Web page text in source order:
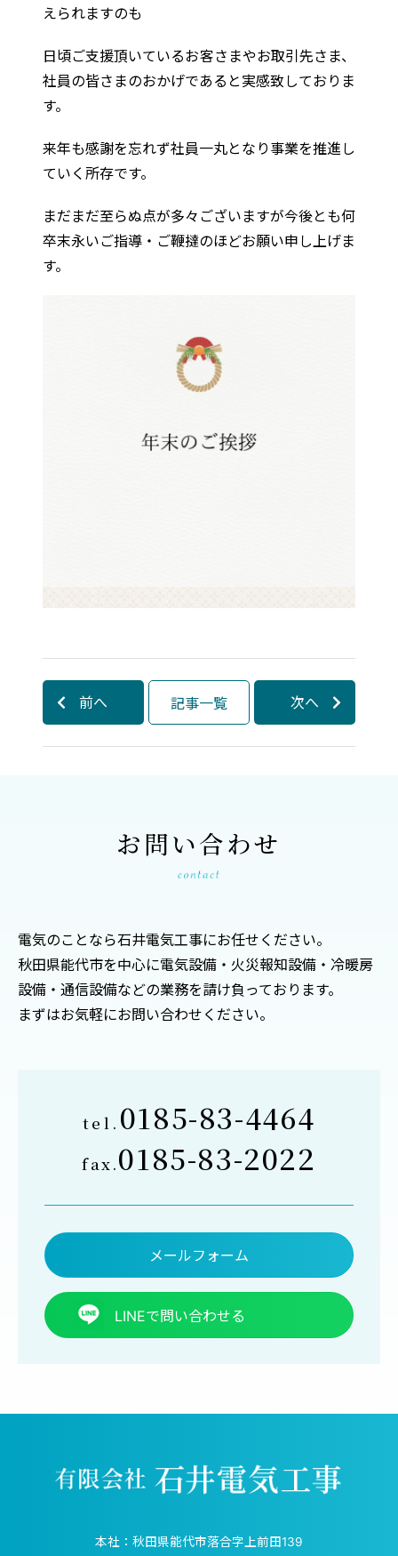
えられますのも
日頃ご支援頂いているお客さまやお取引先さま、
社員の皆さまのおかげであると実感致しておりま
す。
来年も感謝を忘れず社員一丸となり事業を推進し
ていく所存です。
まだまだ至らぬ点が多々ございますが今後とも何
卒末永いご指導・ご鞭撻のほどお願い申し上げま
す。
前へ 記事一覧 次へ
お問い合わせ
電気のことなら石井電気工事にお任せください。
秋田県能代市を中心に電気設備・火災報知設備・冷暖房
設備・通信設備などの業務を請け負っております。
まずはお気軽にお問い合わせください。
tel. 0185-83-4464
fax.0185-83-2022
メールフォーム
LINEで問い合わせる
本社：秋田県能代市落合字上前田139